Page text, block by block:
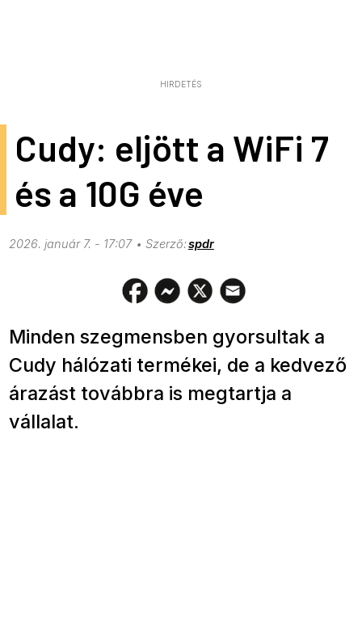
HIRDETÉS
Cudy: eljött a WiFi 7
és a 10G éve
2026. január 7. - 17:07 spdr
Minden szegmensben gyorsultak a
Cudy hálózati termékei, de a kedvező
árazást továbbra is megtartja a
vállalat.